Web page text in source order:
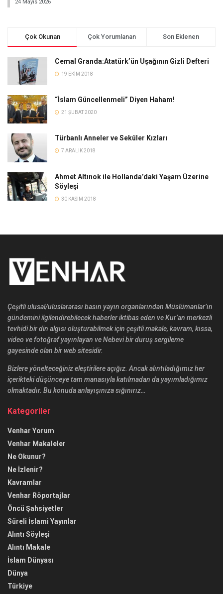
24 Mayıs 2026
Çok Okunan Çok Yorumlanan Son Eklenen
Cemal Granda:Atatürk’ün Uşağının Gizli Defteri
19 EKIM 2018
“İslam Güncellenmeli” Diyen Haham!
21 ŞUBAT 2020
Türbanlı Anneler ve Seküler Kızları
7 ARALIK 2018
Ahmet Altınok ile Hollanda’daki Yaşam Üzerine
Söyleşi
30 KASIM 2018
Çeşitli ulusal/uluslararası basın yayın organlarından Müslümanlar’ın
gündemini ilgilendirebilecek haberler iktibas eden ve Kur’an merkezli
tevhidi bir din algısı oluşturabilmek için çeşitli makale, kavram, kıssa,
video ve fotoğraf yayınlayan ve Nebevi bir duruş sergileme
gayesinde olan bir web sitesidir.
Bizlere yönelteceğiniz eleştirilere açığız. Ancak alıntıladığımız her
içerikteki düşünceye tam manasıyla katılmadan da yayımladığımız
olmaktadır. Bu konuda anlayışınıza sığınırız…
Kategoriler
Venhar Yorum
Venhar Makaleler
Ne Okunur?
Ne İzlenir?
Kavramlar
Venhar Röportajlar
Öncü Şahsiyetler
Süreli İslami Yayınlar
Alıntı Söyleşi
Alıntı Makale
İslam Dünyası
Dünya
Türkiye